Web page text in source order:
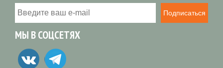
Подписаться
МЫ В СОЦСЕТЯХ